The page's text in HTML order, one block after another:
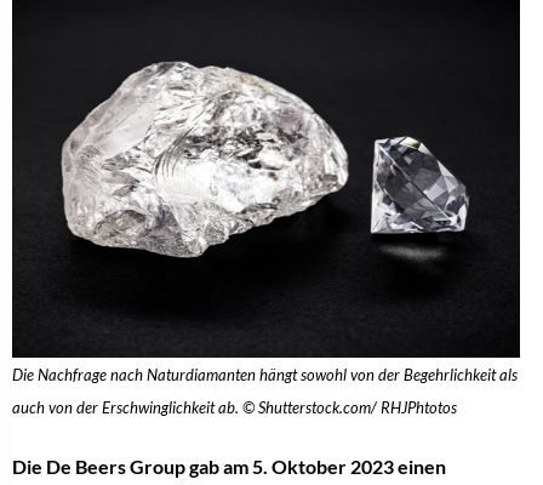
Die Nachfrage nach Naturdiamanten hängt sowohl von der Begehrlichkeit als
auch von der Erschwinglichkeit ab. © Shutterstock.com/ RHJPhtotos
Die De Beers Group gab am 5. Oktober 2023 einen